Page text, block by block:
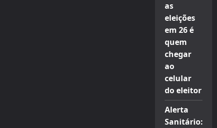
as
eleições
em 26 é
quem
chegar
ao
celular
do eleitor
Alerta
Sanitário: